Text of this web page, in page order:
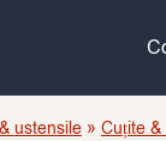
ustensile » Cuțite